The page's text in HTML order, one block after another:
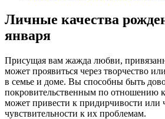
Личные качества
января
Присущая вам жажда любви,
может проявиться через творчество
в семье и доме. Вы способны быть
покровительственным по отношению
может привести к придирчивости или
чувствительности к их проблемам.